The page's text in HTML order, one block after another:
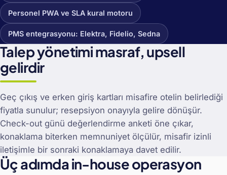
Personel PWA ve SLA kural motoru
PMS entegrasyonu: Elektra, Fidelio, Sedna
Talep yönetimi masraf, upsell
gelirdir
Geç çıkış ve erken giriş kartları misafire otelin belirlediği
fiyatla sunulur; resepsiyon onayıyla gelire dönüşür.
Check-out günü değerlendirme anketi öne çıkar,
konaklama biterken memnuniyet ölçülür, misafir izinli
iletişimle bir sonraki konaklamaya davet edilir.
Üç adımda in-house operasyon